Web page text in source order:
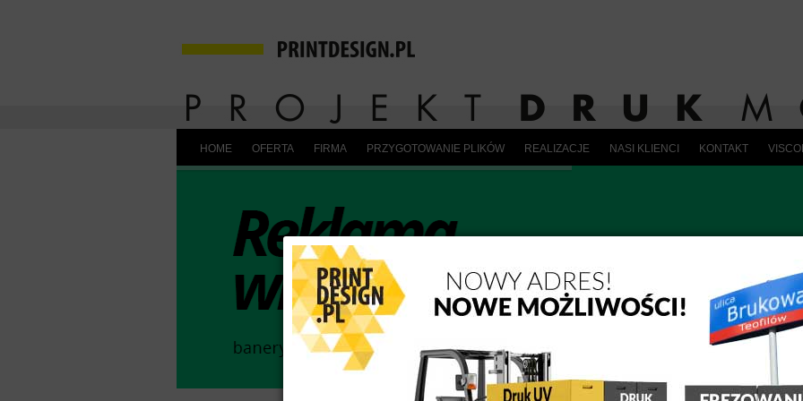
HOME OFERTA FIRMA PRZYGOTOWANIE PLIKÓW REALIZACJE NASI KLIENCI KONTAKT